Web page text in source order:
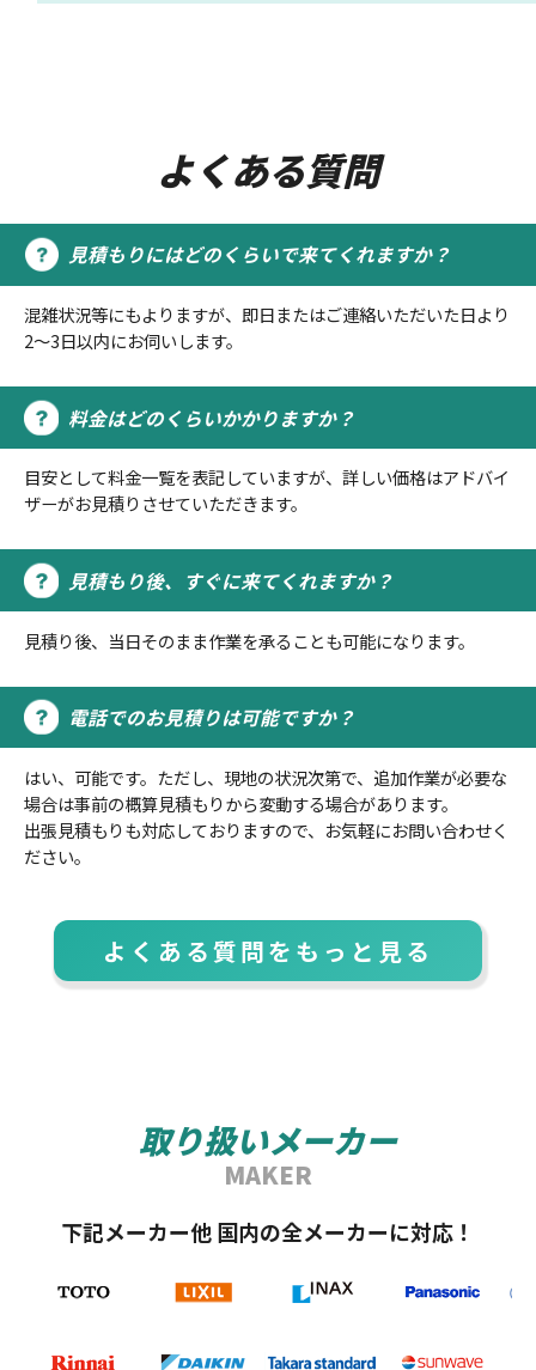
よくある質問
見積もりにはどのくらいで来てくれますか？
混雑状況等にもよりますが、即日またはご連絡いただいた日より
2～3日以内にお伺いします。
料金はどのくらいかかりますか？
目安として料金一覧を表記していますが、詳しい価格はアドバイ
ザーがお見積りさせていただきます。
見積もり後、すぐに来てくれますか？
見積り後、当日そのまま作業を承ることも可能になります。
電話でのお見積りは可能ですか？
はい、可能です。ただし、現地の状況次第で、追加作業が必要な
場合は事前の概算見積もりから変動する場合があります。
出張見積もりも対応しておりますので、お気軽にお問い合わせく
ださい。
よくある質問をもっと見る
取り扱いメーカー
MAKER
下記メーカー他 国内の全メーカーに対応！